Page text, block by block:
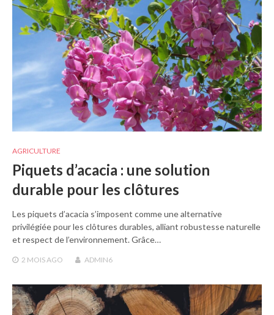
AGRICULTURE
Piquets d’acacia : une solution
durable pour les clôtures
Les piquets d’acacia s’imposent comme une alternative
privilégiée pour les clôtures durables, alliant robustesse naturelle
et respect de l’environnement. Grâce…
2 MOISAGO ADMIN6